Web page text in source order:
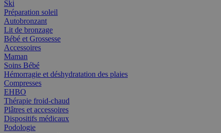
Ski
Préparation soleil
Autobronzant
Lit de bronzage
Bébé et Grossesse
Accessoires
Maman
Soins Bébé
Hémorragie et déshydratation des plaies
Compresses
EHBO
Thérapie froid-chaud
Plâtres et accessoires
Dispositifs médicaux
Podologie